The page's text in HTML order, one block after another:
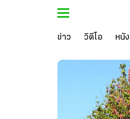
ข่าว วิดีโอ หนั